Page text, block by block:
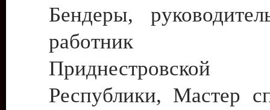
Бендеры,
работник
Приднестровской
Республики, Мастер